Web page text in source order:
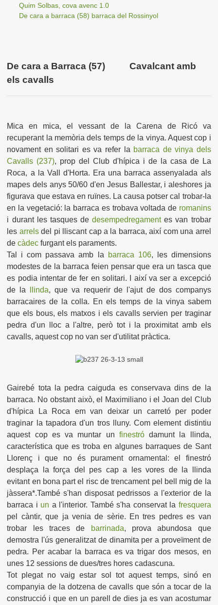
Quim Solbas, cova avenc 1.0
De cara a barraca (58) barraca del Rossinyol
De cara a Barraca (57) Cavalcant amb
els cavalls
Mica en mica, el vessant de la Carena de Ricó va
recuperant la memòria dels temps de la vinya. Aquest cop i
novament en solitari es va refer la barraca de vinya dels
Cavalls (237), prop del Club d'hípica i de la casa de La
Roca, a la Vall d'Horta. Era una barraca assenyalada als
mapes dels anys 50/60 d'en Jesus Ballestar, i aleshores ja
figurava que estava en ruïnes. La causa potser cal trobar-la
en la vegetació: la barraca es trobava voltada de romanins
i durant les tasques dedesempedregamentes van trobar
les arrelsdel pi lliscant cap a la barraca, així com una arrel
decàdec furgant els paraments.
Tal i com passava amb la barraca 106, les dimensions
modestes de la barraca feien pensar que era un tasca que
es podia intentar de fer en solitari. I així va ser a excepció
de la
llinda, que va requerir de l'ajut de dos companys
barracaires de la colla. En els temps de la vinya sabem
que els bous, els matxos i els cavalls servien per traginar
pedra d'un lloc a l'altre, però tot i la proximitat amb els
cavalls, aquest cop no van ser d'utilitat pràctica.
Gairebé tota la pedra caiguda esconservava dins de la
barraca. No obstant això, el Maximiliano i el Joan del Club
d'hípica La Roca em van deixar un carretó per poder
traginar la tapadora d'un tros lluny. Com element distintiu
aquest cop es va muntar un finestródamunt la llinda,
característica que es troba en algunes barraques de Sant
Llorenç i que no és purament ornamental: el finestró
desplaça la força del pes cap a les vores de la llinda
evitant en bona part el risc de trencament pel bell mig de la
jàssera*.També s'han disposat pedrissos a l'exterior de la
barraca i un a l'interior. També s'ha conservat la fresquera
pel càntir, que ja venia de sèrie. En tres pedres es van
trobar les traces de
barrinada, prova abundosa que
demostra l'ús generalitzat de dinamita per a proveïment de
pedra. Per acabar la barraca es va trigar dos mesos, en
unes 12 sessions de dues/tres hores cadascuna.
Tot plegat no vaig estar sol tot aquest temps, sinó en
companyia de la dotzena de cavalls que són a tocar de la
construcció i que en un parell de dies ja es van acostumar